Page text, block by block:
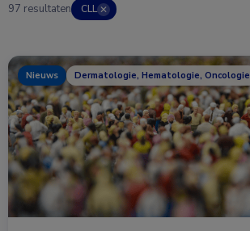
97 resultaten CLL ✕
Nieuws Dermatologie, Hematologie, Oncologie